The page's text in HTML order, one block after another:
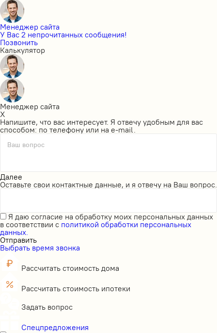
Менеджер сайта
У Вас 2 непрочитанных сообщения!
Позвонить
Калькулятор
Менеджер сайта
X
Напишите, что вас интересует. Я отвечу удобным для вас
способом: по телефону или на e-mail.
Ваш вопрос
Далее
Оставьте свои контактные данные, и я отвечу на Ваш вопрос.
Я даю согласие на обработку моих персональных данных
в соответствии с политикой обработки персональных
данных.
Отправить
Выбрать время звонка
Рассчитать стоимость дома
Рассчитать стоимость ипотеки
Задать вопрос
Спецпредложения